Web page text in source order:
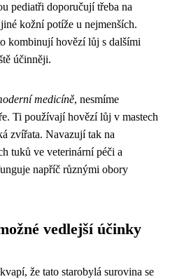
pediatři doporučují třeba na
kožní potíže u nejmenších.
kombinují hovězí lůj s dalšími
účinněji.
medicíně, nesmíme
Ti používají hovězí lůj v mastech
zvířata. Navazují tak na
tuků ve veterinární péči a
napříč různými obory
vedlejší účinky
že tato starobylá surovina se